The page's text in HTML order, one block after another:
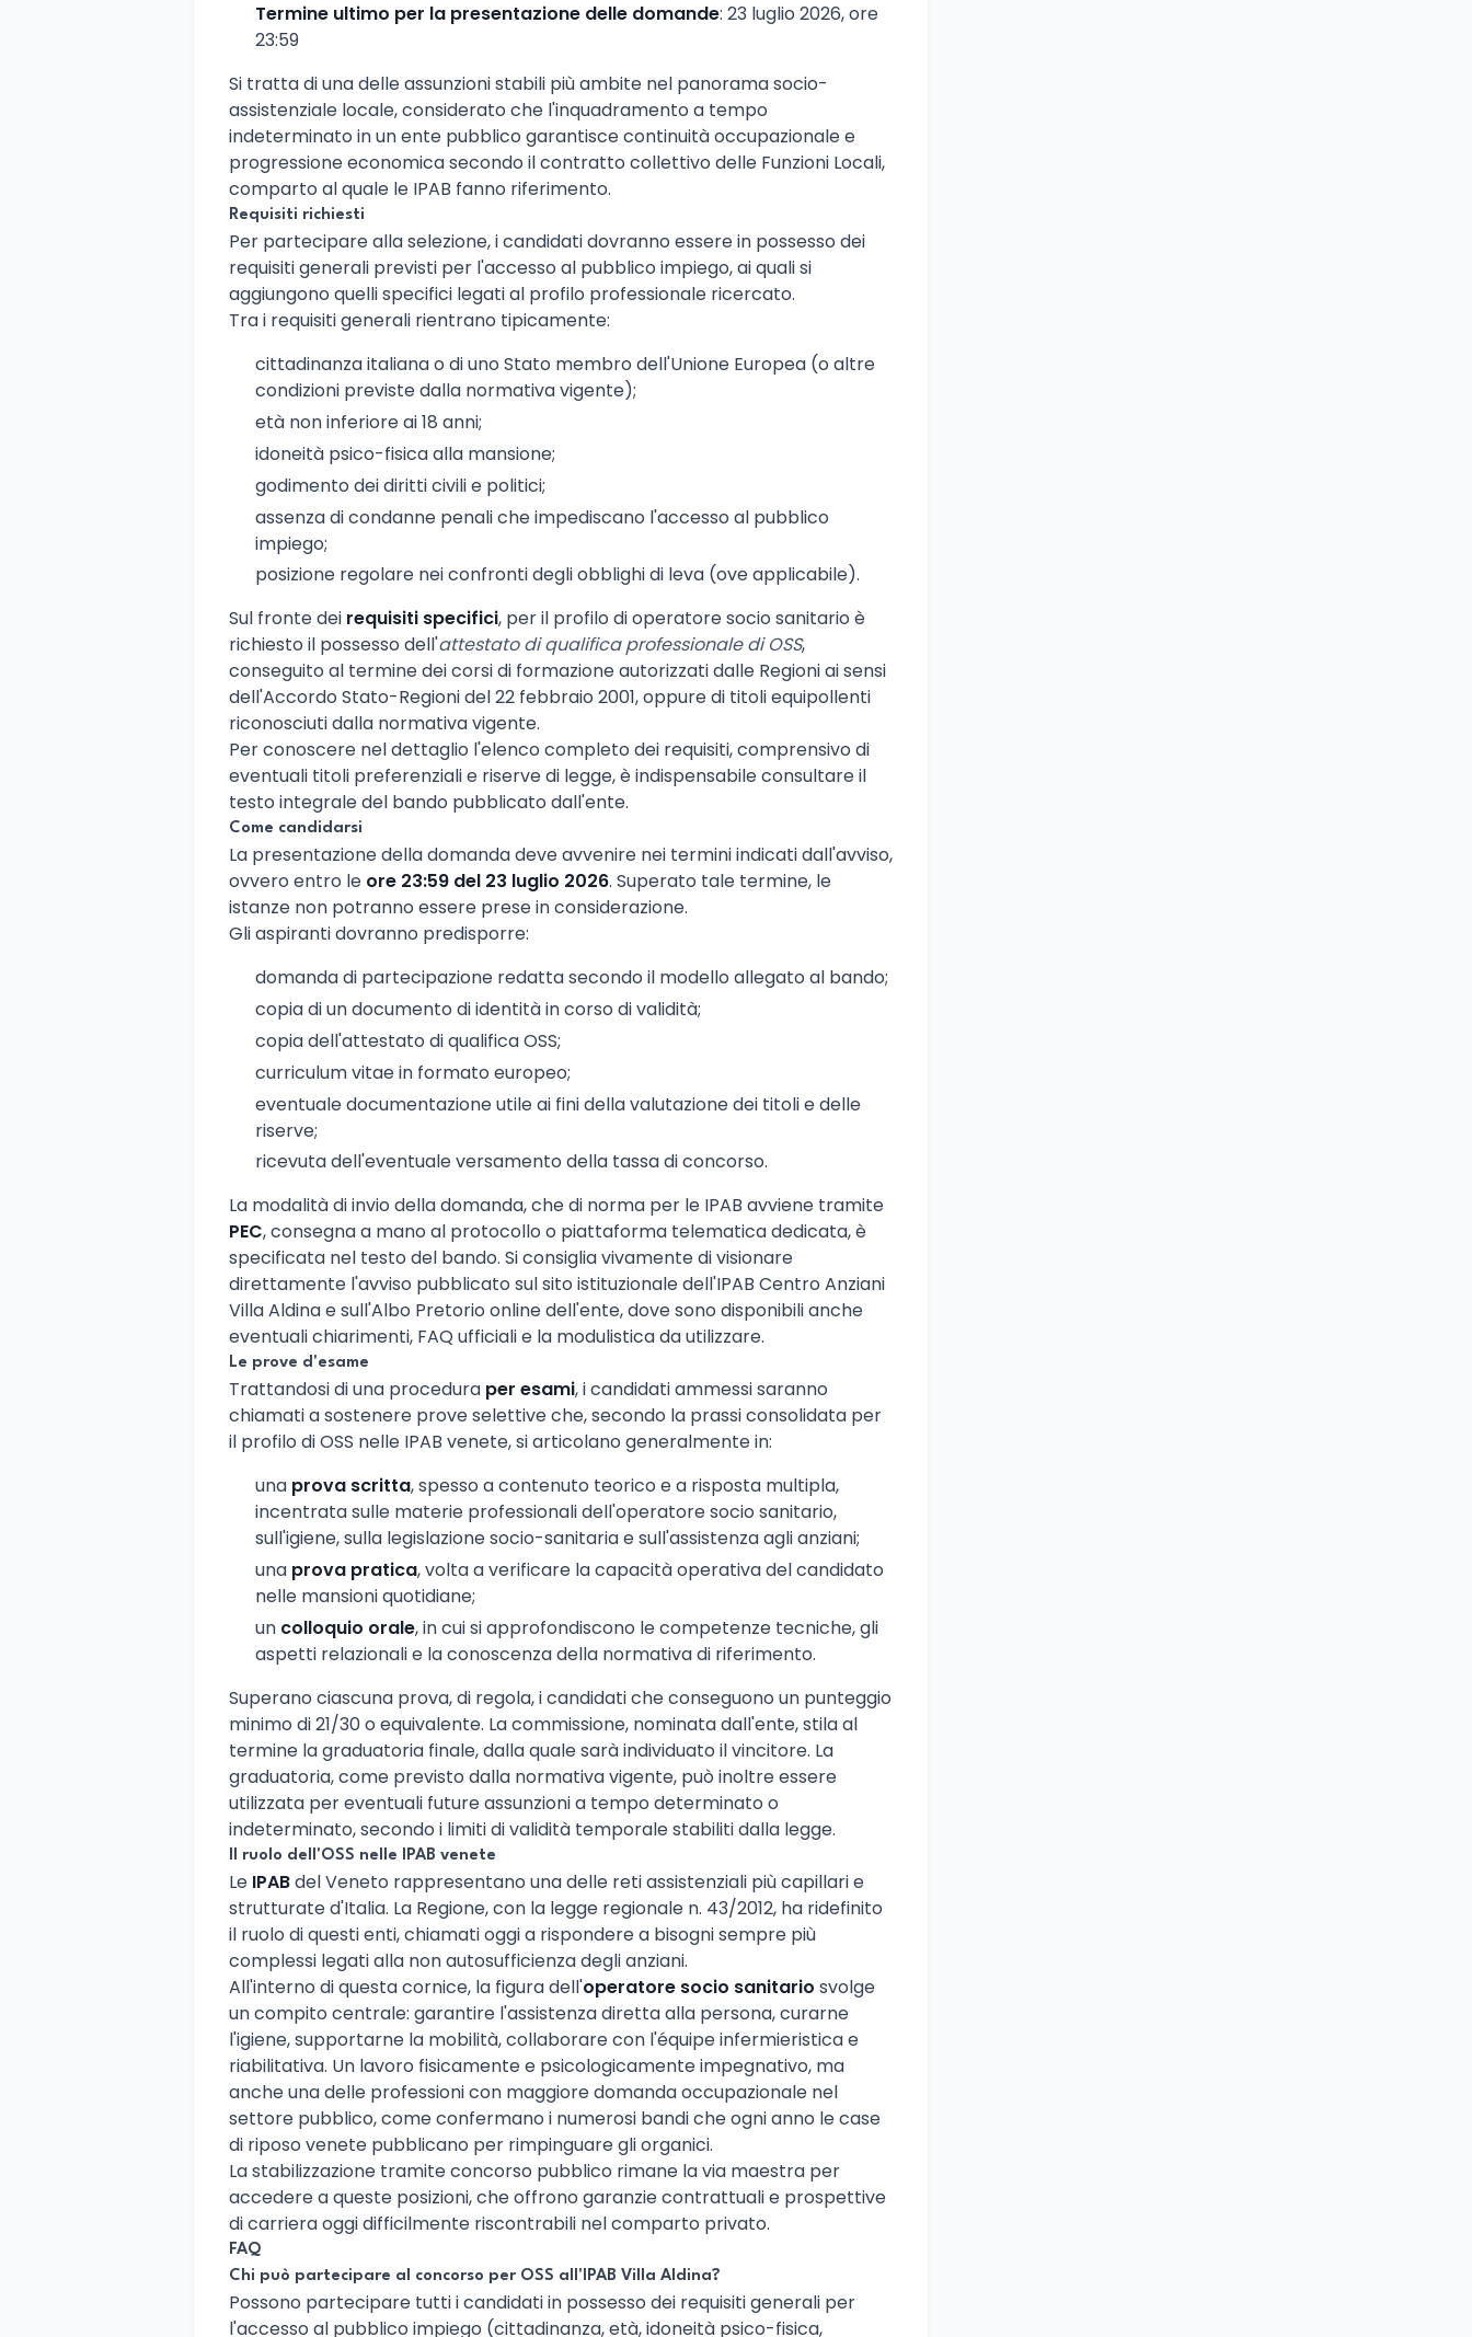
Termine ultimo per la presentazione delle domande: 23 luglio 2026, ore
23:59
Si tratta di una delle assunzioni stabili più ambite nel panorama socio-
assistenziale locale, considerato che l'inquadramento a tempo
indeterminato in un ente pubblico garantisce continuità occupazionale e
progressione economica secondo il contratto collettivo delle Funzioni Locali,
comparto al quale le IPAB fanno riferimento.
Requisiti richiesti
Per partecipare alla selezione, i candidati dovranno essere in possesso dei
requisiti generali previsti per l'accesso al pubblico impiego, ai quali si
aggiungono quelli specifici legati al profilo professionale ricercato.
Tra i requisiti generali rientrano tipicamente:
cittadinanza italiana o di uno Stato membro dell'Unione Europea (o altre
condizioni previste dalla normativa vigente);
età non inferiore ai 18 anni;
idoneità psico-fisica alla mansione;
godimento dei diritti civili e politici;
assenza di condanne penali che impediscano l'accesso al pubblico
impiego;
posizione regolare nei confronti degli obblighi di leva (ove applicabile).
Sul fronte dei requisiti specifici, per il profilo di operatore socio sanitario è
richiesto il possesso dell'attestato di qualifica professionale di OSS,
conseguito al termine dei corsi di formazione autorizzati dalle Regioni ai sensi
dell'Accordo Stato-Regioni del 22 febbraio 2001, oppure di titoli equipollenti
riconosciuti dalla normativa vigente.
Per conoscere nel dettaglio l'elenco completo dei requisiti, comprensivo di
eventuali titoli preferenziali e riserve di legge, è indispensabile consultare il
testo integrale del bando pubblicato dall'ente.
Come candidarsi
La presentazione della domanda deve avvenire nei termini indicati dall'avviso,
ovvero entro le ore 23:59 del 23 luglio 2026. Superato tale termine, le
istanze non potranno essere prese in considerazione.
Gli aspiranti dovranno predisporre:
domanda di partecipazione redatta secondo il modello allegato al bando;
copia di un documento di identità in corso di validità;
copia dell'attestato di qualifica OSS;
curriculum vitae in formato europeo;
eventuale documentazione utile ai fini della valutazione dei titoli e delle
riserve;
ricevuta dell'eventuale versamento della tassa di concorso.
La modalità di invio della domanda, che di norma per le IPAB avviene tramite
PEC, consegna a mano al protocollo o piattaforma telematica dedicata, è
specificata nel testo del bando. Si consiglia vivamente di visionare
direttamente l'avviso pubblicato sul sito istituzionale dell'IPAB Centro Anziani
Villa Aldina e sull'Albo Pretorio online dell'ente, dove sono disponibili anche
eventuali chiarimenti, FAQ ufficiali e la modulistica da utilizzare.
Le prove d'esame
Trattandosi di una procedura per esami, i candidati ammessi saranno
chiamati a sostenere prove selettive che, secondo la prassi consolidata per
il profilo di OSS nelle IPAB venete, si articolano generalmente in:
una prova scritta, spesso a contenuto teorico e a risposta multipla,
incentrata sulle materie professionali dell'operatore socio sanitario,
sull'igiene, sulla legislazione socio-sanitaria e sull'assistenza agli anziani;
una prova pratica, volta a verificare la capacità operativa del candidato
nelle mansioni quotidiane;
un colloquio orale, in cui si approfondiscono le competenze tecniche, gli
aspetti relazionali e la conoscenza della normativa di riferimento.
Superano ciascuna prova, di regola, i candidati che conseguono un punteggio
minimo di 21/30 o equivalente. La commissione, nominata dall'ente, stila al
termine la graduatoria finale, dalla quale sarà individuato il vincitore. La
graduatoria, come previsto dalla normativa vigente, può inoltre essere
utilizzata per eventuali future assunzioni a tempo determinato o
indeterminato, secondo i limiti di validità temporale stabiliti dalla legge.
Il ruolo dell'OSS nelle IPAB venete
Le IPABdel Veneto rappresentano una delle reti assistenziali più capillari e
strutturate d'Italia. La Regione, con la legge regionale n. 43/2012, ha ridefinito
il ruolo di questi enti, chiamati oggi a rispondere a bisogni sempre più
complessi legati alla non autosufficienza degli anziani.
All'interno di questa cornice, la figura dell'operatore socio sanitario svolge
un compito centrale: garantire l'assistenza diretta alla persona, curarne
l'igiene, supportarne la mobilità, collaborare con l'équipe infermieristica e
riabilitativa. Un lavoro fisicamente e psicologicamente impegnativo, ma
anche una delle professioni con maggiore domanda occupazionale nel
settore pubblico, come confermano i numerosi bandi che ogni anno le case
di riposo venete pubblicano per rimpinguare gli organici.
La stabilizzazione tramite concorso pubblico rimane la via maestra per
accedere a queste posizioni, che offrono garanzie contrattuali e prospettive
di carriera oggi difficilmente riscontrabili nel comparto privato.
FAQ
Chi può partecipare al concorso per OSS all'IPAB Villa Aldina?
Possono partecipare tutti i candidati in possesso dei requisiti generali per
l'accesso al pubblico impiego (cittadinanza, età, idoneità psico-fisica,